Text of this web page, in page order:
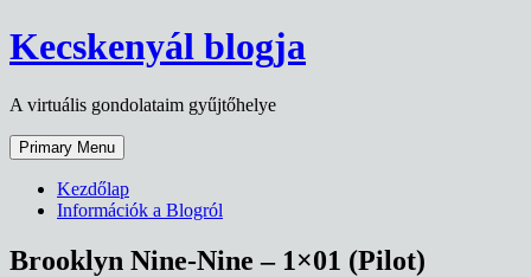
Skip
to
Kecskenyál blogja
A virtuális gondolataim gyűjtőhelye
Primary Menu
Kezdőlap
Információk a Blogról
Brooklyn Nine-Nine – 1×01 (Pilot)